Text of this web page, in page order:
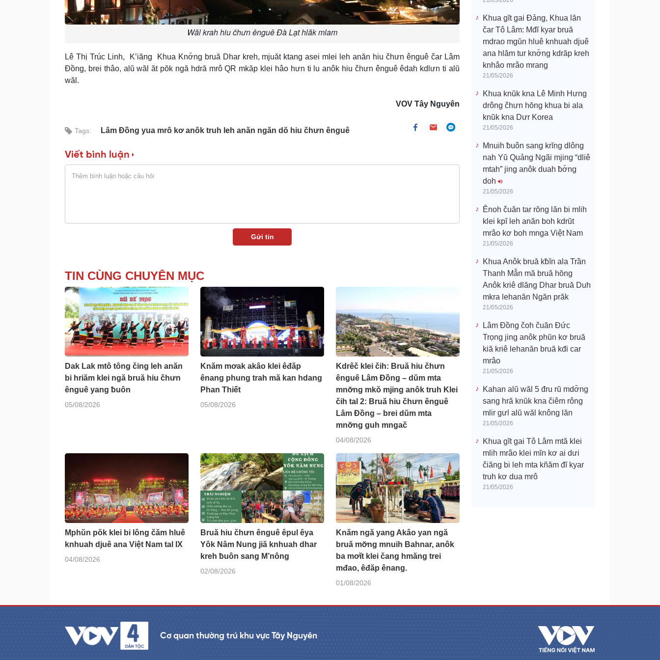
Wăl krah hiu čhưn ênguê Đà Lạt hlăk mlam
Lê Thị Trúc Linh, K’iăng Khua Knơ̆ng bruă Dhar kreh, mjuăt ktang asei mlei leh anăn hiu čhưn ênguê čar Lâm
Đồng, brei thâo, alŭ wăl ăt pŏk ngă hdră mrô QR mkăp klei hâo hưn ti lu anôk hiu čhưn ênguê êdah kdlưn ti alŭ
wăl.
VOV Tây Nguyên
Tags: Lâm Đồng yua mrô kơ anôk truh leh anăn ngăn dŏ hiu čhưn ênguê
Viết bình luận
TIN CÙNG CHUYÊN MỤC
Dak Lak mtô tông čing leh anăn
bi hriăm klei ngă bruă hiu čhưn
ênguê yang ƀuôn
05/08/2026
Knăm mơak akâo klei êđăp
ênang phung trah mă kan hdang
Phan Thiết
05/08/2026
Kdrêč klei čih: Bruă hiu čhưn
ênguê Lâm Đồng – dŭm mta
mnơ̆ng mkŏ mjing anôk truh Klei
čih tal 2: Bruă hiu čhưn ênguê
Lâm Đồng – brei dŭm mta
mnơ̆ng guh mngač
04/08/2026
Mphŭn pŏk klei bi lông čăm hluê
knhuah djuê ana Việt Nam tal IX
04/08/2026
Bruă hiu čhưn ênguê êpul êya
Yôk Nâm Nung jiă knhuah dhar
kreh ƀuôn sang M’nông
02/08/2026
Knăm ngă yang Akâo yan ngă
bruă mơ̆ng mnuih Bahnar, anôk
ba mơĭt klei čang hmăng trei
mđao, êđăp ênang.
01/08/2026
Khua gĭt gai Đảng, Khua lăn
čar Tô Lâm: Mđĭ kyar bruă
mdrao mgŭn hluê knhuah djuê
ana hlăm tur knơ̆ng kdrăp kreh
knhâo mrâo mrang
21/05/2026
Khua knŭk kna Lê Minh Hưng
drông čhưn hŏng khua bi ala
knŭk kna Dưr Korea
21/05/2026
Mnuih ƀuôn sang krĭng dlông
nah Yŭ Quảng Ngãi mjing “dliê
mtah” jing anôk duah ƀơ̆ng
doh
21/05/2026
Ênoh čuăn tar rŏng lăn bi mlih
klei kpĭ leh anăn boh kdrŭt
mrâo kơ boh mnga Việt Nam
21/05/2026
Khua Anôk bruă kƀĭn ala Trần
Thanh Mẫn mă bruă hŏng
Anôk kriê dlăng Dhar bruă Duh
mkra lehanăn Ngăn prăk
21/05/2026
Lâm Đồng čoh čuăn Đức
Trọng jing anôk phŭn kơ bruă
kiă kriê lehanăn bruă kđi car
mrâo
21/05/2026
Kahan alŭ wăl 5 đru rŭ mdơ̆ng
sang hră knŭk kna čiêm rông
mlir gưl alŭ wăl knông lăn
21/05/2026
Khua gĭt gai Tô Lâm mtă klei
mlih mrâo klei mĭn kơ ai dưi
čiăng bi leh mta kñăm đĭ kyar
truh kơ dua mrô
21/05/2026
Cơ quan thường trú khu vực Tây Nguyên